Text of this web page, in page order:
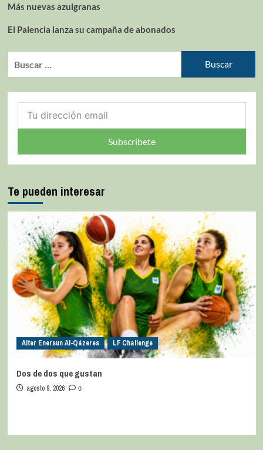
Más nuevas azulgranas
El Palencia lanza su campaña de abonados
Subscríbete
Te pueden interesar
Alter Enersun Al-Qázeres LF Challenge
Dos de dos que gustan
agosto 9, 2026 0